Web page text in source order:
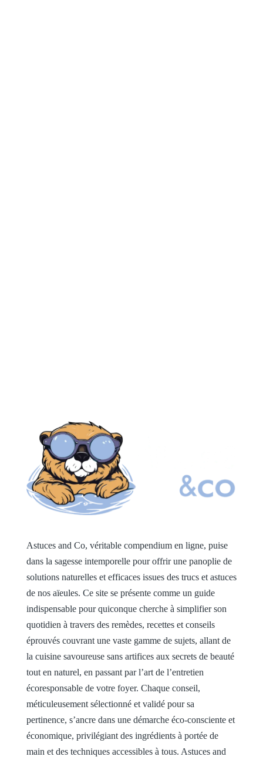
Astuces and Co, véritable compendium en ligne, puise
dans la sagesse intemporelle pour offrir une panoplie de
solutions naturelles et efficaces issues des trucs et astuces
de nos aïeules. Ce site se présente comme un guide
indispensable pour quiconque cherche à simplifier son
quotidien à travers des remèdes, recettes et conseils
éprouvés couvrant une vaste gamme de sujets, allant de
la cuisine savoureuse sans artifices aux secrets de beauté
tout en naturel, en passant par l’art de l’entretien
écoresponsable de votre foyer. Chaque conseil,
méticuleusement sélectionné et validé pour sa
pertinence, s’ancre dans une démarche éco-consciente et
économique, privilégiant des ingrédients à portée de
main et des techniques accessibles à tous. Astuces and